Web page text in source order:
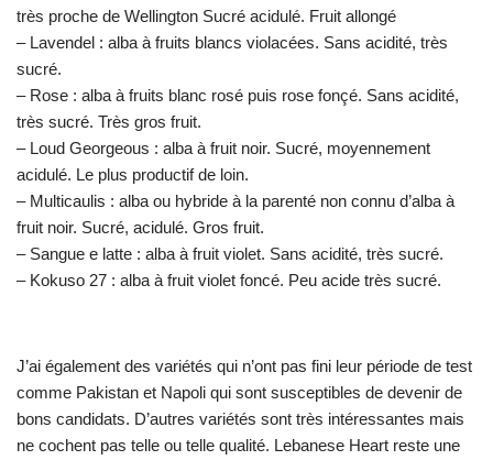
très proche de Wellington Sucré acidulé. Fruit allongé
– Lavendel : alba à fruits blancs violacées. Sans acidité, très
sucré.
– Rose : alba à fruits blanc rosé puis rose fonçé. Sans acidité,
très sucré. Très gros fruit.
– Loud Georgeous : alba à fruit noir. Sucré, moyennement
acidulé. Le plus productif de loin.
– Multicaulis : alba ou hybride à la parenté non connu d’alba à
fruit noir. Sucré, acidulé. Gros fruit.
– Sangue e latte : alba à fruit violet. Sans acidité, très sucré.
– Kokuso 27 : alba à fruit violet foncé. Peu acide très sucré.
J’ai également des variétés qui n’ont pas fini leur période de test
comme Pakistan et Napoli qui sont susceptibles de devenir de
bons candidats. D’autres variétés sont très intéressantes mais
ne cochent pas telle ou telle qualité. Lebanese Heart reste une